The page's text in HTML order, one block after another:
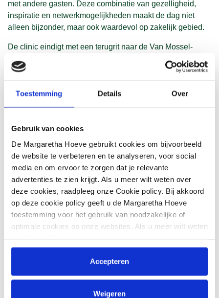
Toestemming Details Over
Gebruik van cookies
De Margaretha Hoeve gebruikt cookies om bijvoorbeeld
de website te verbeteren en te analyseren, voor social
media en om ervoor te zorgen dat je relevante
advertenties te zien krijgt. Als u meer wilt weten over
deze cookies, raadpleeg onze Cookie policy. Bij akkoord
op deze cookie policy geeft u de Margaretha Hoeve
toestemming voor het gebruik van noodzakelijke of
optimale cookies op onze websites. Als u meer wilt weten
raadpleeg onzePrivacyverklaring. U kunt de cookie
instellingen te allen tijde aanpassen via de link onderaan
de website.
Accepteren
Weigeren
met andere gasten. Deze combinatie van gezelligheid,
inspiratie en netwerkmogelijkheden maakt de dag niet
alleen bijzonder, maar ook waardevol op zakelijk gebied.
De clinic eindigt met een terugrit naar de Van Mossel-
vestiging, waar gasten hun eigen auto’s weer in ontvangst
nemen.
Sfeerimpressie van
de clinic